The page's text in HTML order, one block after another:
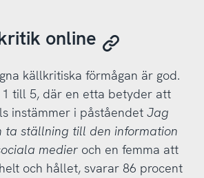
online
källkritiska förmågan är god.
1 till 5, där en etta betyder att
instämmer i påståendet Jag
ta ställning till den information
medieroch en femma att
och hållet, svarar 86 procent